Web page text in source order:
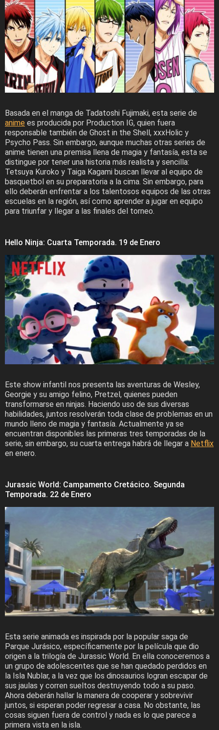
Basada en el manga de Tadatoshi Fujimaki, esta serie de
anime es producida por Production IG, quien fuera
responsable también de Ghost in the Shell, xxxHolic y
Psycho Pass. Sin embargo, aunque muchas otras series de
anime tienen una premisa llena de magia y fantasía, esta se
distingue por tener una historia más realista y sencilla:
Tetsuya Kuroko y Taiga Kagami buscan llevar al equipo de
basquetbol en su preparatoria a la cima. Sin embargo, para
ello deberán enfrentar a los talentosos equipos de las otras
escuelas en la región, así como aprender a jugar en equipo
para triunfar y llegar a las finales del torneo.
Hello Ninja: Cuarta Temporada. 19 de Enero
Este show infantil nos presenta las aventuras de Wesley,
Georgie y su amigo felino, Pretzel, quienes pueden
transformarse en ninjas. Haciendo uso de sus diversas
habilidades, juntos resolverán toda clase de problemas en un
mundo lleno de magia y fantasía. Actualmente ya se
encuentran disponibles las primeras tres temporadas de la
serie, sin embargo, su cuarta entrega habrá de llegar a Netflix
en enero.
Jurassic World: Campamento Cretácico. Segunda
Temporada. 22 de Enero
Esta serie animada es inspirada por la popular saga de
Parque Jurásico, específicamente por la película que dio
origen a la trilogía de Jurassic World. En ella conoceremos a
un grupo de adolescentes que se han quedado perdidos en
la Isla Nublar, a la vez que los dinosaurios logran escapar de
sus jaulas y corren sueltos destruyendo todo a su paso.
Ahora deberán hallar la manera de cooperar y sobrevivir
juntos, si esperan poder regresar a casa. No obstante, las
cosas siguen fuera de control y nada es lo que parece a
primera vista en la isla.